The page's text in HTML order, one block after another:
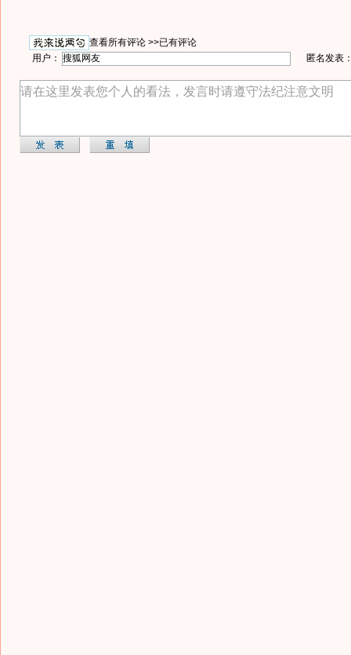
查看所有评论 >>已有评论
用户：
匿名发表